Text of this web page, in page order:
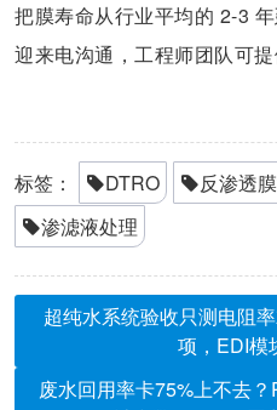
把膜寿命从行业平均的 2-3
迎来电沟通，工程师团队可提
标签： DTRO 反渗透
渗滤液处理
超纯水系统验收只测电阻
项，EDI模
废水回用率卡75%上不去